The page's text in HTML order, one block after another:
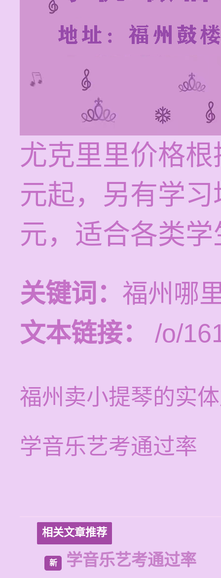
尤克里里价格
元起，另有学
元，适合各类学
关键词： 福州哪
文本链接：
/o/
福州卖小提琴的实
学音乐艺考通过率
相关文章推荐
新 学音乐艺考通过率